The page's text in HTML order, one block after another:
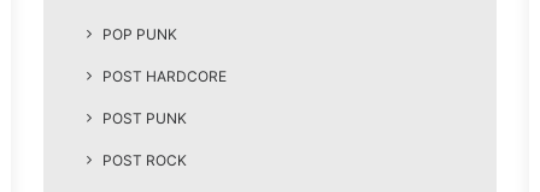
POP PUNK
POST HARDCORE
POST PUNK
POST ROCK